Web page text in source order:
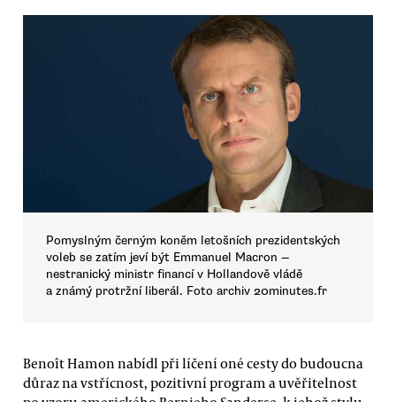
Pomyslným černým koněm letošních prezidentských
voleb se zatím jeví být Emmanuel Macron —
nestranický ministr financí v Hollandově vládě
a známý protržní liberál. Foto archiv 20minutes.fr
Benoît Hamon nabídl při líčení oné cesty do budoucna
důraz na vstřícnost, pozitivní program a uvěřitelnost